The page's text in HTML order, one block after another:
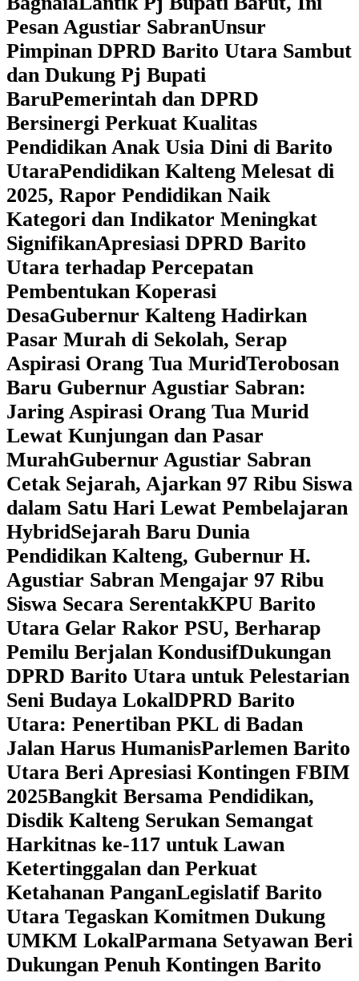
Pesan Agustiar SabranUnsur
Pimpinan DPRD Barito Utara Sambut
dan Dukung Pj Bupati
BaruPemerintah dan DPRD
Bersinergi Perkuat Kualitas
Pendidikan Anak Usia Dini di Barito
Utara‎Pendidikan Kalteng Melesat di
2025, Rapor Pendidikan Naik
Kategori dan Indikator Meningkat
SignifikanApresiasi DPRD Barito
Utara terhadap Percepatan
Pembentukan Koperasi
Desa‎Gubernur Kalteng Hadirkan
Pasar Murah di Sekolah, Serap
Aspirasi Orang Tua Murid‎Terobosan
Baru Gubernur Agustiar Sabran:
Jaring Aspirasi Orang Tua Murid
Lewat Kunjungan dan Pasar
MurahGubernur Agustiar Sabran
Cetak Sejarah, Ajarkan 97 Ribu Siswa
dalam Satu Hari Lewat Pembelajaran
HybridSejarah Baru Dunia
Pendidikan Kalteng, Gubernur H.
Agustiar Sabran Mengajar 97 Ribu
Siswa Secara SerentakKPU Barito
Utara Gelar Rakor PSU, Berharap
Pemilu Berjalan KondusifDukungan
DPRD Barito Utara untuk Pelestarian
Seni Budaya LokalDPRD Barito
Utara: Penertiban PKL di Badan
Jalan Harus HumanisParlemen Barito
Utara Beri Apresiasi Kontingen FBIM
2025‎Bangkit Bersama Pendidikan,
Disdik Kalteng Serukan Semangat
Harkitnas ke-117 untuk Lawan
Ketertinggalan dan Perkuat
Ketahanan PanganLegislatif Barito
Utara Tegaskan Komitmen Dukung
UMKM LokalParmana Setyawan Beri
Dukungan Penuh Kontingen Barito